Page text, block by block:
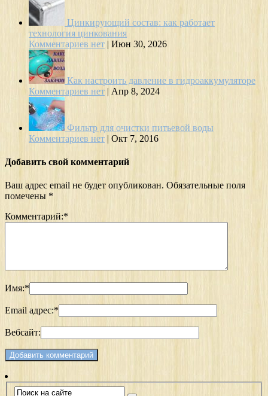
Цинкирующий состав: как работает
технология цинкования
Комментариев нет | Июн 30, 2026
Как настроить давление в гидроаккумуляторе
Комментариев нет | Апр 8, 2024
Фильтр для очистки питьевой воды
Комментариев нет | Окт 7, 2016
Добавить свой комментарий
Ваш адрес email не будет опубликован. Обязательные поля
помечены *
Комментарий:*
Имя:*
Email адрес:*
Вебсайт: